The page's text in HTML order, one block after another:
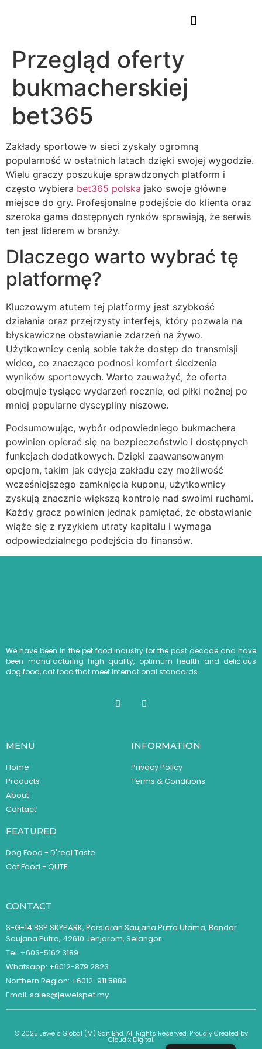
Przegląd oferty
bukmacherskiej
bet365
Zakłady sportowe w sieci zyskały ogromną
popularność w ostatnich latach dzięki swojej wygodzie.
Wielu graczy poszukuje sprawdzonych platform i
często wybiera bet365 polska jako swoje główne
miejsce do gry. Profesjonalne podejście do klienta oraz
szeroka gama dostępnych rynków sprawiają, że serwis
ten jest liderem w branży.
Dlaczego warto wybrać tę
platformę?
Kluczowym atutem tej platformy jest szybkość
działania oraz przejrzysty interfejs, który pozwala na
błyskawiczne obstawianie zdarzeń na żywo.
Użytkownicy cenią sobie także dostęp do transmisji
wideo, co znacząco podnosi komfort śledzenia
wyników sportowych. Warto zauważyć, że oferta
obejmuje tysiące wydarzeń rocznie, od piłki nożnej po
mniej popularne dyscypliny niszowe.
Podsumowując, wybór odpowiedniego bukmachera
powinien opierać się na bezpieczeństwie i dostępnych
funkcjach dodatkowych. Dzięki zaawansowanym
opcjom, takim jak edycja zakładu czy możliwość
wcześniejszego zamknięcia kuponu, użytkownicy
zyskują znacznie większą kontrolę nad swoimi ruchami.
Każdy gracz powinien jednak pamiętać, że obstawianie
wiąże się z ryzykiem utraty kapitału i wymaga
odpowiedzialnego podejścia do finansów.
We have been in the pet food industry for the past decade and have
been manufacturing high-quality, optimum health and delicious
dog food, cat food that meet international standards.
MENU
Home
Products
About
Contact
FEATURED
Dog Food - D'real Taste
Cat Food - QUTE
INFORMATION
Privacy Policy
Terms & Conditions
CONTACT
S-G-14 BSP SKYPARK, Persiaran Saujana Putra Utama, Bandar
Saujana Putra, 42610 Jenjarom, Selangor.
Tel: +603-5162 3189
Whatsapp: +6012-879 2823
Northern Region: +6012-911 5889
Email: sales@jewelspet.my
© 2025 Jewels Global (M) Sdn Bhd. All Rights Reserved. Proudly Created by
Cloudix Digital.